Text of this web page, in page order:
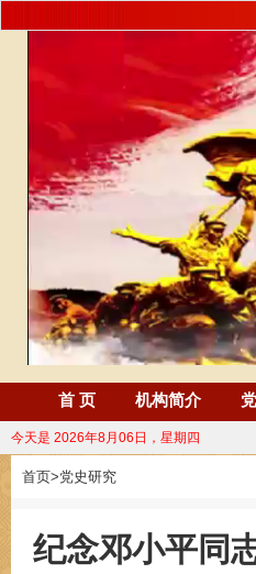
首 页 机构简介
今天是 2026年8月06日，星期四
首页>党史研究
纪念邓小平同